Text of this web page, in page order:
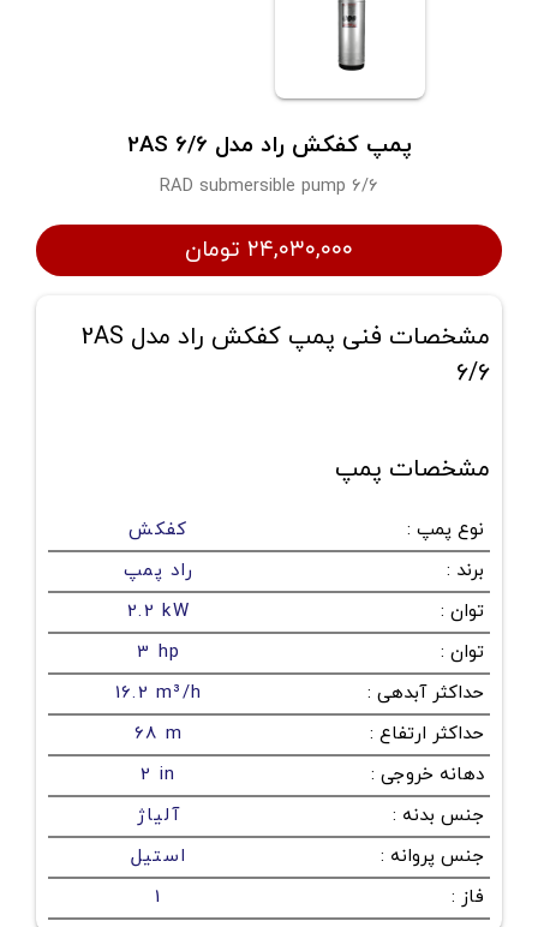
پمپ کفکش راد مدل 2AS 6/6
RAD submersible pump 6/6
۲۴,۰۳۰,۰۰۰ تومان
مشخصات فنی پمپ کفکش راد مدل 2AS
6/6
مشخصات پمپ
نوع پمپ :
کفکش
برند :
راد پمپ
توان :
2.2 kW
توان :
3 hp
حداکثر آبدهی :
16.2 m³/h
حداکثر ارتفاع :
68 m
دهانه خروجی :
2 in
جنس بدنه :
آلیاژ
جنس پروانه :
استیل
فاز :
1